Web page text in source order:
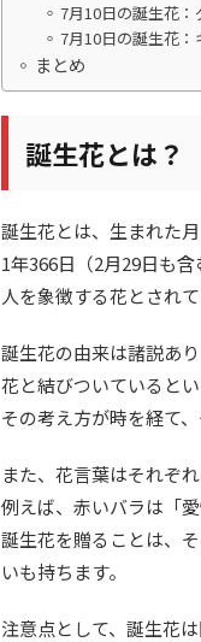
7月10日の誕生花：
7月10日の誕生花：
まとめ
誕生花とは？
誕生花とは、生まれた
1年366日（2月29日も
人を象徴する花とされて
誕生花の由来は諸説あ
花と結びついていると
その考え方が時を経て
また、花言葉はそれぞ
例えば、赤いバラは「
誕生花を贈ることは、
いも持ちます。
注意点として、誕生花